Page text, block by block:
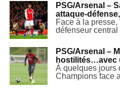
PSG/Arsenal –
attaque-
Face à la
défenseur central
PSG/Arsenal –
hostilités…avec
À quelques jours
Champions face